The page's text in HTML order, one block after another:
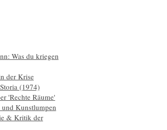
Was du kriegen
der Krise
(1974)
'Rechte Räume'
Kunstlumpen
& Kritik der